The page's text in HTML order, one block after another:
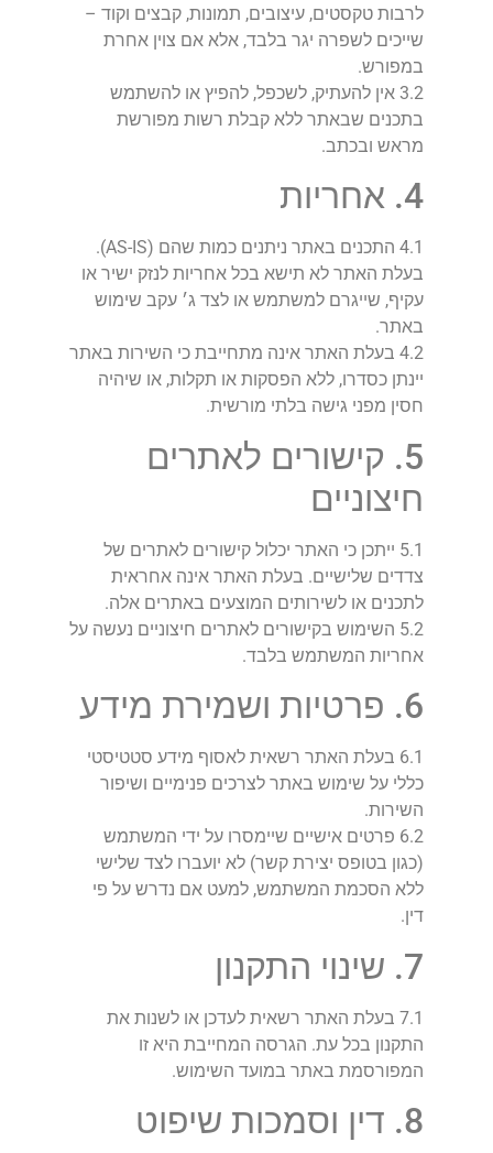
לרבות טקסטים, עיצובים, תמונות, קבצים וקוד –
שייכים לשפרה יגר בלבד, אלא אם צוין אחרת
במפורש.
3.2 אין להעתיק, לשכפל, להפיץ או להשתמש
בתכנים שבאתר ללא קבלת רשות מפורשת
מראש ובכתב.
4. אחריות
4.1 התכנים באתר ניתנים כמות שהם (AS-IS).
בעלת האתר לא תישא בכל אחריות לנזק ישיר או
עקיף, שייגרם למשתמש או לצד ג׳ עקב שימוש
באתר.
4.2 בעלת האתר אינה מתחייבת כי השירות באתר
יינתן כסדרו, ללא הפסקות או תקלות, או שיהיה
חסין מפני גישה בלתי מורשית.
5. קישורים לאתרים
חיצוניים
5.1 ייתכן כי האתר יכלול קישורים לאתרים של
צדדים שלישיים. בעלת האתר אינה אחראית
לתכנים או לשירותים המוצעים באתרים אלה.
5.2 השימוש בקישורים לאתרים חיצוניים נעשה על
אחריות המשתמש בלבד.
6. פרטיות ושמירת מידע
6.1 בעלת האתר רשאית לאסוף מידע סטטיסטי
כללי על שימוש באתר לצרכים פנימיים ושיפור
השירות.
6.2 פרטים אישיים שיימסרו על ידי המשתמש
(כגון בטופס יצירת קשר) לא יועברו לצד שלישי
ללא הסכמת המשתמש, למעט אם נדרש על פי
דין.
7. שינוי התקנון
7.1 בעלת האתר רשאית לעדכן או לשנות את
התקנון בכל עת. הגרסה המחייבת היא זו
המפורסמת באתר במועד השימוש.
8. דין וסמכות שיפוט